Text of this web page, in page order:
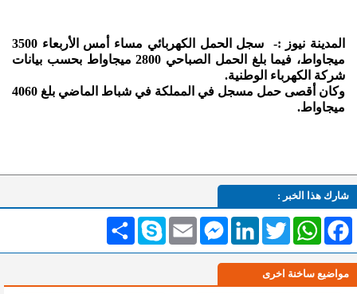
المدينة نيوز :- سجل الحمل الكهربائي مساء أمس الأربعاء 3500
ميجاواط، فيما بلغ الحمل الصباحي 2800 ميجاواط بحسب بيانات
شركة الكهرباء الوطنية.
وكان أقصى حمل مسجل في المملكة في شباط الماضي بلغ 4060
ميجاواط.
شارك هذا الخبر :
انشر Skype Email
MessengerLinkedInTwitterWhatsAppFacebook
مواضيع ساخنة اخرى